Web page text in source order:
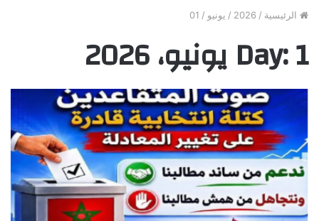
الرئيسية /
2026
/ يونيو /
01
Day:1 يونيو، 2026